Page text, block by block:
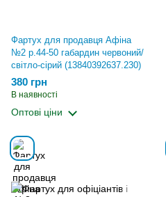
Фартух для продавця Афіна
№2 р.44-50 габардин червоний/
світло-сірий (13840392637.230)
380 грн
В наявності
Оптові ціни